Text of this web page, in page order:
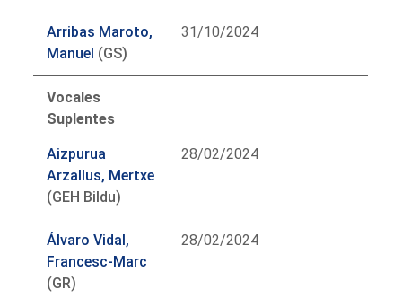
Arribas Maroto,
Manuel (GS)
31/10/2024
Vocales
Suplentes
Aizpurua
Arzallus, Mertxe
(GEH Bildu)
28/02/2024
Álvaro Vidal,
Francesc-Marc
(GR)
28/02/2024